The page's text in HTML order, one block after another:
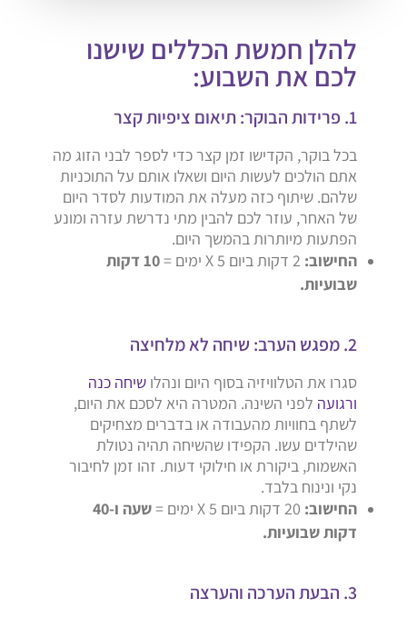
להלן חמשת הכללים שישנו
לכם את השבוע:
1. פרידות הבוקר: תיאום ציפיות קצר
בכל בוקר, הקדישו זמן קצר כדי לספר לבני הזוג מה
אתם הולכים לעשות היום ושאלו אותם על התוכניות
שלהם. שיתוף כזה מעלה את המודעות לסדר היום
של האחר, עוזר לכם להבין מתי נדרשת עזרה ומונע
הפתעות מיותרות בהמשך היום.
החישוב:
10 דקות
שבועיות.
2. מפגש הערב: שיחה לא מלחיצה
סגרו את הטלוויזיה בסוף היום ונהלו שיחה כנה
ורגועה לפני השינה. המטרה היא לסכם את היום,
לשתף בחוויות מהעבודה או בדברים מצחיקים
שהילדים עשו. הקפידו שהשיחה תהיה נטולת
האשמות, ביקורת או חילוקי דעות. זהו זמן לחיבור
נקי ונינוח בלבד.
החישוב:
שעה ו-40
דקות שבועיות.
3. הבעת הערכה והערצה